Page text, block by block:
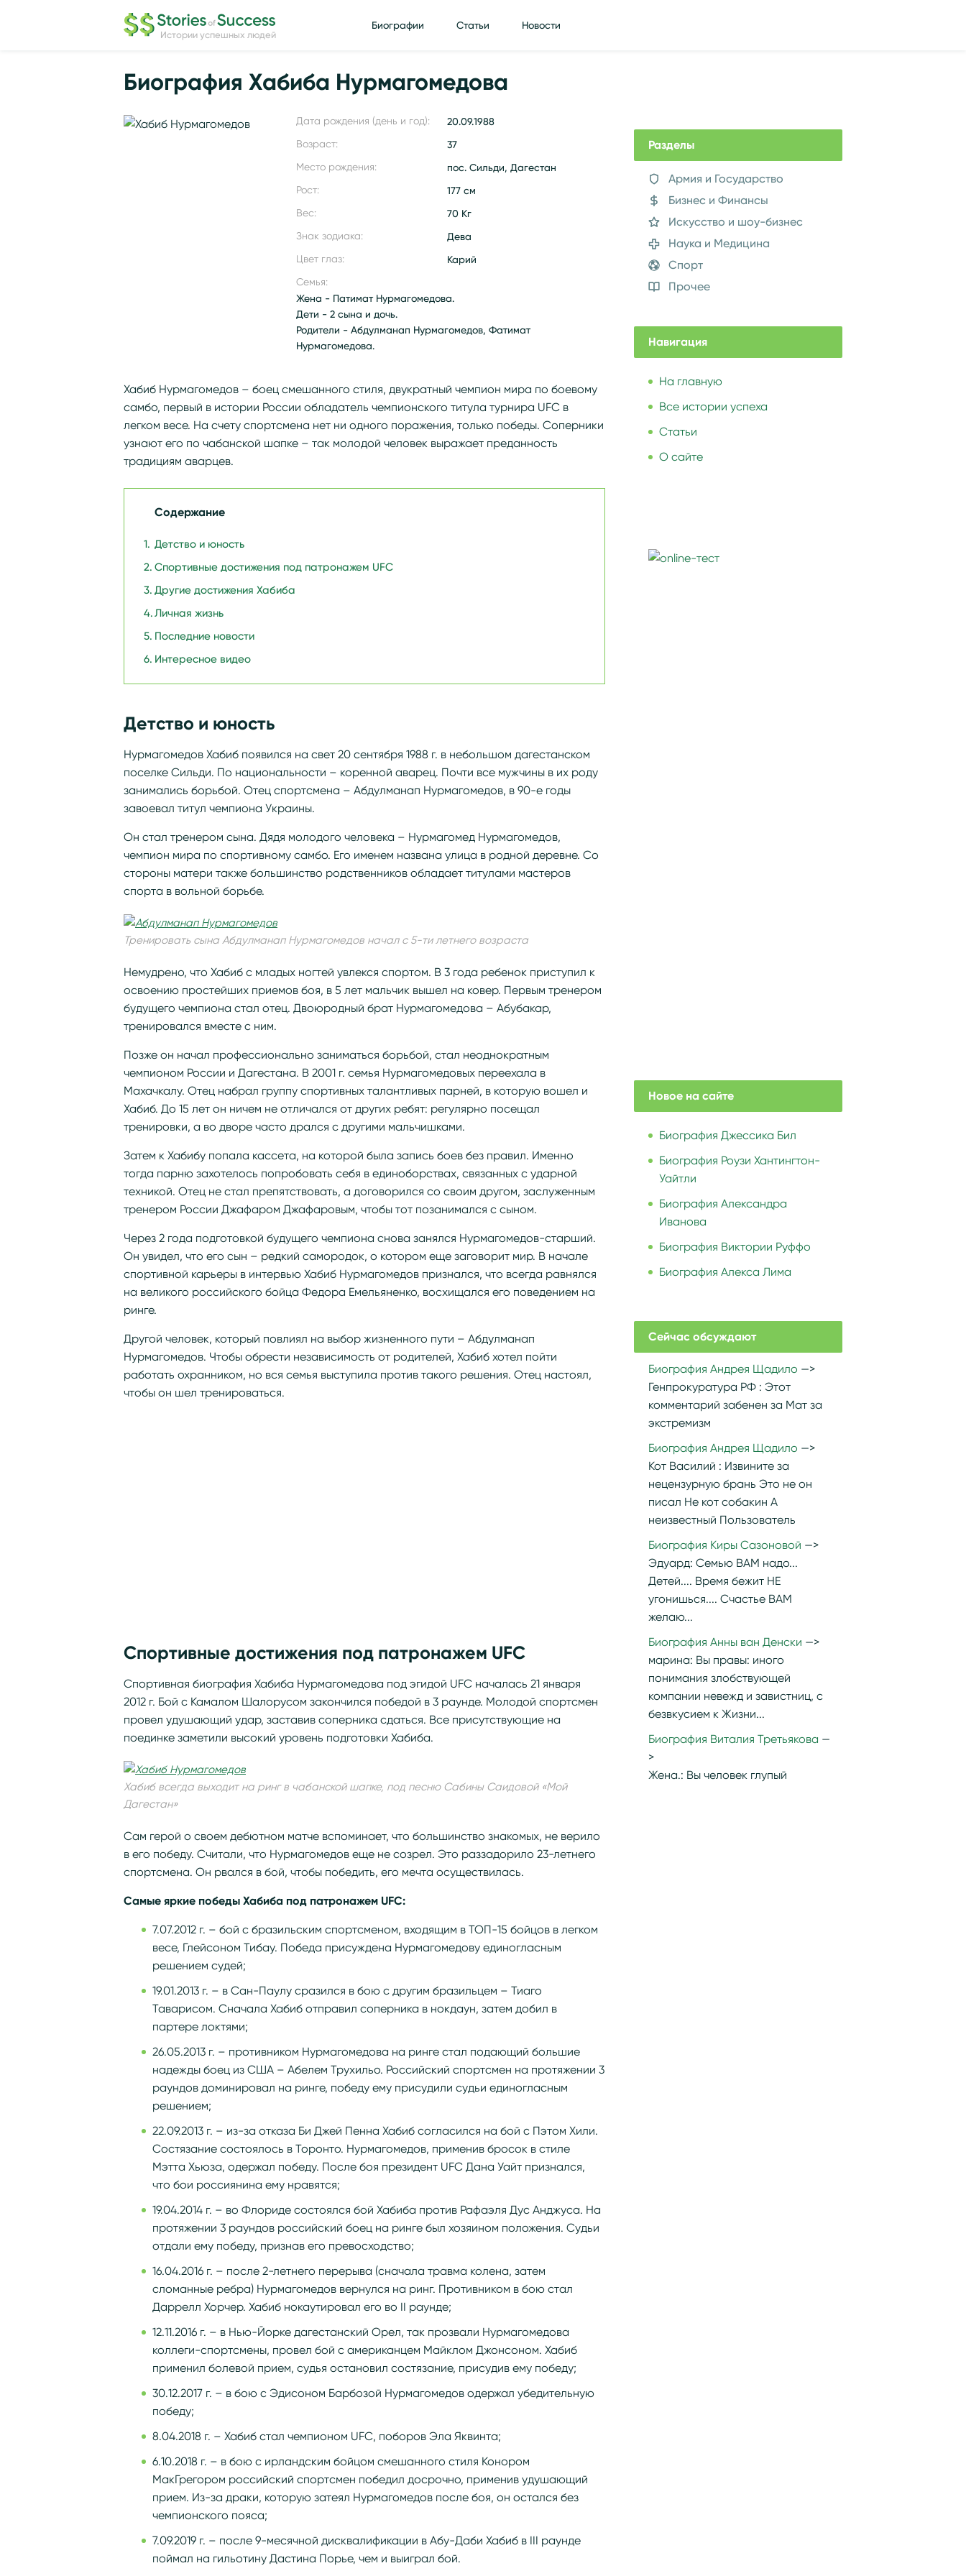
Истории успешных людей
Биографии Статьи Новости
Биография Хабиба Нурмагомедова
Дата рождения (день и год): 20.09.1988
Возраст: 37
Место рождения: пос. Сильди, Дагестан
Рост: 177 см
Вес: 70 Кг
Знак зодиака: Дева
Цвет глаз: Карий
Семья:
Жена - Патимат Нурмагомедова.
Дети - 2 сына и дочь.
Родители - Абдулманап Нурмагомедов, Фатимат
Нурмагомедова.
Хабиб Нурмагомедов – боец смешанного стиля, двукратный чемпион мира по боевому
самбо, первый в истории России обладатель чемпионского титула турнира UFC в
легком весе. На счету спортсмена нет ни одного поражения, только победы. Соперники
узнают его по чабанской шапке – так молодой человек выражает преданность
традициям аварцев.
Содержание
Детство и юность
Спортивные достижения под патронажем UFC
Другие достижения Хабиба
Личная жизнь
Последние новости
Интересное видео
Детство и юность
Нурмагомедов Хабиб появился на свет 20 сентября 1988 г. в небольшом дагестанском
поселке Сильди. По национальности – коренной аварец. Почти все мужчины в их роду
занимались борьбой. Отец спортсмена – Абдулманап Нурмагомедов, в 90-е годы
завоевал титул чемпиона Украины.
Он стал тренером сына. Дядя молодого человека – Нурмагомед Нурмагомедов,
чемпион мира по спортивному самбо. Его именем названа улица в родной деревне. Со
стороны матери также большинство родственников обладает титулами мастеров
спорта в вольной борьбе.
Тренировать сына Абдулманап Нурмагомедов начал с 5-ти летнего возраста
Немудрено, что Хабиб с младых ногтей увлекся спортом. В 3 года ребенок приступил к
освоению простейших приемов боя, в 5 лет мальчик вышел на ковер. Первым тренером
будущего чемпиона стал отец. Двоюродный брат Нурмагомедова – Абубакар,
тренировался вместе с ним.
Позже он начал профессионально заниматься борьбой, стал неоднократным
чемпионом России и Дагестана. В 2001 г. семья Нурмагомедовых переехала в
Махачкалу. Отец набрал группу спортивных талантливых парней, в которую вошел и
Хабиб. До 15 лет он ничем не отличался от других ребят: регулярно посещал
тренировки, а во дворе часто дрался с другими мальчишками.
Затем к Хабибу попала кассета, на которой была запись боев без правил. Именно
тогда парню захотелось попробовать себя в единоборствах, связанных с ударной
техникой. Отец не стал препятствовать, а договорился со своим другом, заслуженным
тренером России Джафаром Джафаровым, чтобы тот позанимался с сыном.
Через 2 года подготовкой будущего чемпиона снова занялся Нурмагомедов-старший.
Он увидел, что его сын – редкий самородок, о котором еще заговорит мир. В начале
спортивной карьеры в интервью Хабиб Нурмагомедов признался, что всегда равнялся
на великого российского бойца Федора Емельяненко, восхищался его поведением на
ринге.
Другой человек, который повлиял на выбор жизненного пути – Абдулманап
Нурмагомедов. Чтобы обрести независимость от родителей, Хабиб хотел пойти
работать охранником, но вся семья выступила против такого решения. Отец настоял,
чтобы он шел тренироваться.
Спортивные достижения под патронажем UFC
Спортивная биография Хабиба Нурмагомедова под эгидой UFC началась 21 января
2012 г. Бой с Камалом Шалорусом закончился победой в 3 раунде. Молодой спортсмен
провел удушающий удар, заставив соперника сдаться. Все присутствующие на
поединке заметили высокий уровень подготовки Хабиба.
Хабиб всегда выходит на ринг в чабанской шапке, под песню Сабины Саидовой «Мой
Дагестан»
Сам герой о своем дебютном матче вспоминает, что большинство знакомых, не верило
в его победу. Считали, что Нурмагомедов еще не созрел. Это раззадорило 23-летнего
спортсмена. Он рвался в бой, чтобы победить, его мечта осуществилась.
Самые яркие победы Хабиба под патронажем UFC:
7.07.2012 г. – бой с бразильским спортсменом, входящим в ТОП-15 бойцов в легком
весе, Глейсоном Тибау. Победа присуждена Нурмагомедову единогласным
решением судей;
19.01.2013 г. – в Сан-Паулу сразился в бою с другим бразильцем – Тиаго
Таварисом. Сначала Хабиб отправил соперника в нокдаун, затем добил в
партере локтями;
26.05.2013 г. – противником Нурмагомедова на ринге стал подающий большие
надежды боец из США – Абелем Трухильо. Российский спортсмен на протяжении 3
раундов доминировал на ринге, победу ему присудили судьи единогласным
решением;
22.09.2013 г. – из-за отказа Би Джей Пенна Хабиб согласился на бой с Пэтом Хили.
Состязание состоялось в Торонто. Нурмагомедов, применив бросок в стиле
Мэтта Хьюза, одержал победу. После боя президент UFC Дана Уайт признался,
что бои россиянина ему нравятся;
19.04.2014 г. – во Флориде состоялся бой Хабиба против Рафаэля Дус Анджуса. На
протяжении 3 раундов российский боец на ринге был хозяином положения. Судьи
отдали ему победу, признав его превосходство;
16.04.2016 г. – после 2-летнего перерыва (сначала травма колена, затем
сломанные ребра) Нурмагомедов вернулся на ринг. Противником в бою стал
Даррелл Хорчер. Хабиб нокаутировал его во II раунде;
12.11.2016 г. – в Нью-Йорке дагестанский Орел, так прозвали Нурмагомедова
коллеги-спортсмены, провел бой с американцем Майклом Джонсоном. Хабиб
применил болевой прием, судья остановил состязание, присудив ему победу;
30.12.2017 г. – в бою с Эдисоном Барбозой Нурмагомедов одержал убедительную
победу;
8.04.2018 г. – Хабиб стал чемпионом UFC, поборов Эла Яквинта;
6.10.2018 г. – в бою с ирландским бойцом смешанного стиля Конором
МакГрегором российский спортсмен победил досрочно, применив удушающий
прием. Из-за драки, которую затеял Нурмагомедов после боя, он остался без
чемпионского пояса;
7.09.2019 г. – после 9-месячной дисквалификации в Абу-Даби Хабиб в III раунде
поймал на гильотину Дастина Порье, чем и выиграл бой.
Разделы
Армия и Государство
Бизнес и Финансы
Искусство и шоу-бизнес
Наука и Медицина
Спорт
Прочее
Навигация
На главную
Все истории успеха
Статьи
О сайте
Новое на сайте
Биография Джессика Бил
Биография Роузи Хантингтон-
Уайтли
Биография Александра
Иванова
Биография Виктории Руффо
Биография Алекса Лима
Сейчас обсуждают
Биография Андрея Щадило
Генпрокуратура РФ : Этот
комментарий забенен за Мат за
экстремизм
Биография Андрея Щадило
Кот Василий : Извините за
нецензурную брань Это не он
писал Не кот собакин А
неизвестный Пользователь
Биография Киры Сазоновой
Эдуард: Семью ВАМ надо...
Детей.... Время бежит НЕ
угонишься.... Счастье ВАМ
желаю...
Биография Анны ван Денски
марина: Вы правы: иного
понимания злобствующей
компании невежд и завистниц, с
безвкусием к Жизни...
Биография Виталия Третьякова
Жена.: Вы человек глупый